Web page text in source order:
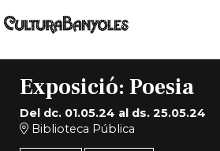
Exposició: Poesia
Del dc. 01.05.24 al ds. 25.05.24
Biblioteca Pública